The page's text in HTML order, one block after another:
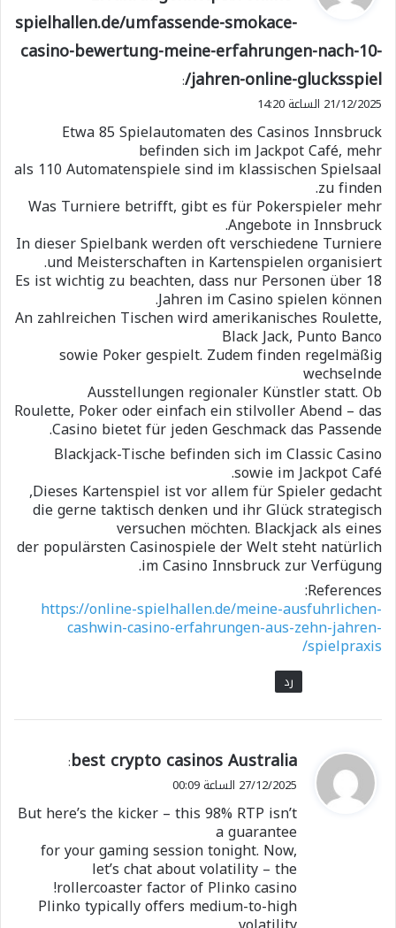
ل
spielhallen.de/umfassende-smokace-
casino-bewertung-meine-erfahrungen-nach-10-
jahren-online-glucksspiel/
:
21/12/2025 الساعة 14:20
Etwa 85 Spielautomaten des Casinos Innsbruck
befinden sich im Jackpot Café, mehr
als 110 Automatenspiele sind im klassischen Spielsaal
zu finden.
Was Turniere betrifft, gibt es für Pokerspieler mehr
Angebote in Innsbruck.
In dieser Spielbank werden oft verschiedene Turniere
und Meisterschaften in Kartenspielen organisiert.
Es ist wichtig zu beachten, dass nur Personen über 18
Jahren im Casino spielen können.
An zahlreichen Tischen wird amerikanisches Roulette,
Black Jack, Punto Banco
sowie Poker gespielt. Zudem finden regelmäßig
wechselnde
Ausstellungen regionaler Künstler statt. Ob
Roulette, Poker oder einfach ein stilvoller Abend – das
Casino bietet für jeden Geschmack das Passende.
Blackjack-Tische befinden sich im Classic Casino
sowie im Jackpot Café.
Dieses Kartenspiel ist vor allem für Spieler gedacht,
die gerne taktisch denken und ihr Glück strategisch
versuchen möchten. Blackjack als eines
der populärsten Casinospiele der Welt steht natürlich
im Casino Innsbruck zur Verfügung.
References:
https://online-spielhallen.de/meine-ausfuhrlichen-
cashwin-casino-erfahrungen-aus-zehn-jahren-
spielpraxis/
رد
ي
ق
ل
best crypto casinos Australia
:
27/12/2025 الساعة 00:09
But here’s the kicker – this 98% RTP isn’t
a guarantee
for your gaming session tonight. Now,
let’s chat about volatility – the
rollercoaster factor of Plinko casino!
Plinko typically offers medium-to-high